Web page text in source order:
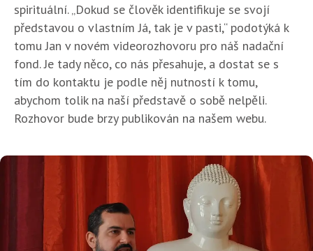
spirituální. „Dokud se člověk identifikuje se svojí
představou o vlastním Já, tak je v pasti,“ podotýká k
tomu Jan v novém videorozhovoru pro náš nadační
fond. Je tady něco, co nás přesahuje, a dostat se s
tím do kontaktu je podle něj nutností k tomu,
abychom tolik na naší představě o sobě nelpěli.
Rozhovor bude brzy publikován na našem webu.